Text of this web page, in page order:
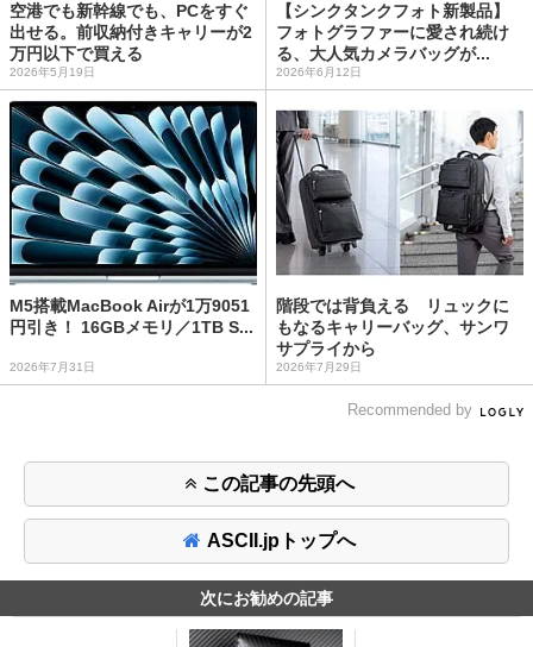
空港でも新幹線でも、PCをすぐ
出せる。前収納付きキャリーが2
万円以下で買える
2026年5月19日
【シンクタンクフォト新製品】
フォトグラファーに愛され続け
る、大人気カメラバッグが...
2026年6月12日
M5搭載MacBook Airが1万9051
円引き！ 16GBメモリ／1TB S...
2026年7月31日
階段では背負える リュックに
もなるキャリーバッグ、サンワ
サプライから
2026年7月29日
Recommended by
この記事の先頭へ
ASCII.jpトップへ
次にお勧めの記事